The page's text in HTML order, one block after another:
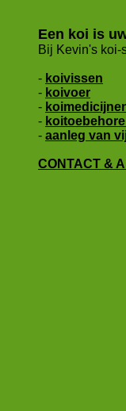
Een koi is
Bij Kevin's koi-
- koivissen
- koivoer
-
-
- aanleg van
CONTACT &